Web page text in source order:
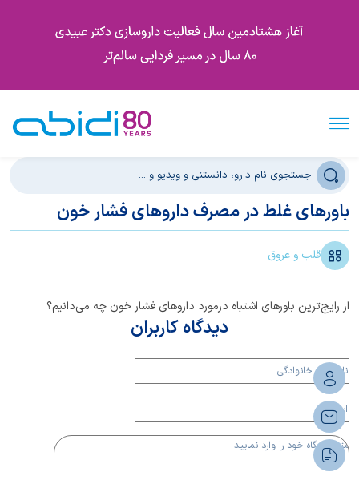
باور‌های غلط در مصرف داروهای فشار خون
قلب و عروق
از رایج‌ترین باورهای اشتباه درمورد داروهای فشار خون چه می‌دانیم؟
دیدگاه کاربران